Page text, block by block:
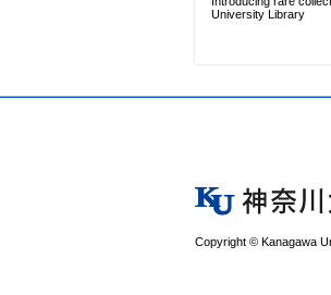
University Library
Copyright © Kanagawa